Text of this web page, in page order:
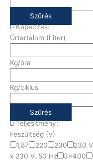
Szűrés
Kapacitás:
Űrtartalom (Liter)
Kg/óra
Kg/ciklus
Szűrés
Teljesítmény:
Feszültség (V)
1,87
220 230 230
x 230 V, 50 Hz
3x400